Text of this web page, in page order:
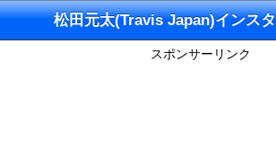
松田元太(Travis Japan)インス
スポンサーリンク